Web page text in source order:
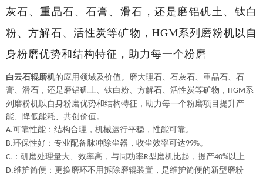
灰石、重晶石、石膏、滑石，还是磨铝矾土、钛白
粉、方解石、活性炭等矿物，HGM系列磨粉机以自
身粉磨优势和结构特征，助力每一个粉磨
白云石辊磨机的应用领域及价值。磨大理石、石灰石、重晶石、石
膏、滑石，还是磨铝矾土、钛白粉、方解石、活性炭等矿物， HGM系
列 磨粉机以 自身粉磨优势和结构特征，助力每一个粉磨项目提升产
能、降低能耗、共创价值。
A.可靠性能：结构合理，机械运行平稳，性能可靠。
B.环保性好：专业配备脉冲除尘器，收尘效率可达99%。
C. ：研磨处理量大、效率高，与同功率R型磨机比起，提产40%以上
D.维护简便：更换磨环不用拆除磨辊装置，是维护简便的新型磨粉